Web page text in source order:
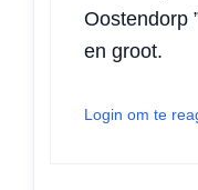
Oostendorp
en groot.
Login om te